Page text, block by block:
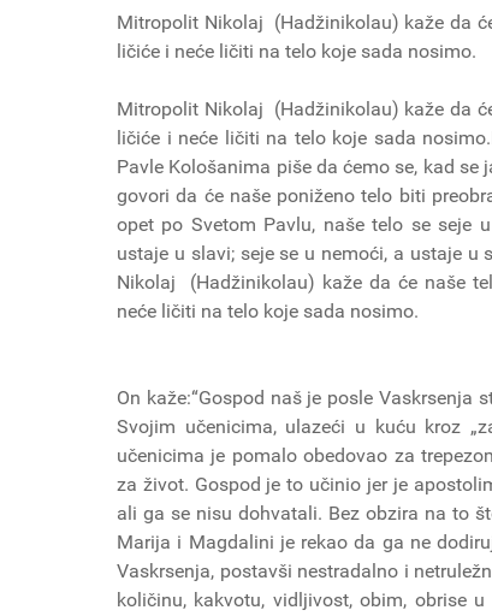
Mitropolit Nikolaj (Hadžinikolau) kaže da
ličiće i neće ličiti na telo koje sada nosimo.
Mitropolit Nikolaj (Hadžinikolau) kaže da
ličiće i neće ličiti na telo koje sada
Pavle Kološanima piše da ćemo se, kad
govori da će naše poniženo telo biti
opet po Svetom Pavlu, naše telo se seje
ustaje u slavi; seje se u nemoći, a ustaje
Nikolaj (Hadžinikolau) kaže da će naše
neće ličiti na telo koje sada nosimo.
On kaže:“Gospod naš je posle
Svojim učenicima, ulazeći u kuću kroz
učenicima je pomalo obedovao za
za život. Gospod je to učinio jer je
ali ga se nisu dohvatali. Bez obzira na to
Marija i Magdalini je rekao da ga ne
Vaskrsenja, postavši nestradalno i
količinu, kakvotu, vidljivost, obim, obrise